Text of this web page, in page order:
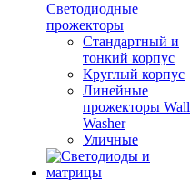
Светодиодные
прожекторы
Стандартный и
тонкий корпус
Круглый корпус
Линейные
прожекторы Wall
Washer
Уличные